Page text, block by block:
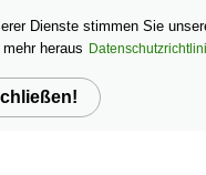
Dienste stimmen Sie
heraus